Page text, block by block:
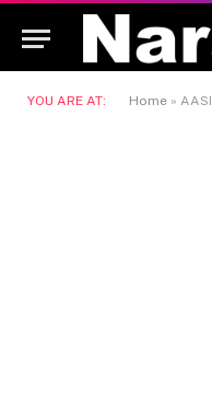
YOU ARE AT: Home » AASI